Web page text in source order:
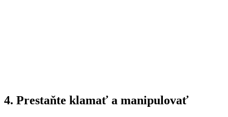
4. Prestaňte klamať a manipulovať